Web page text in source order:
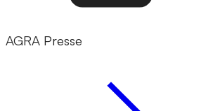
AGRA Presse